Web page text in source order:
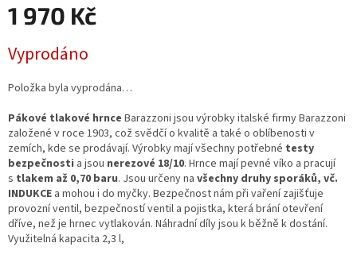
1 970 Kč
cena:
Vyprodáno
Položka byla vyprodána…
Pákové tlakové hrnce Barazzoni jsou výrobky italské firmy Barazzoni
založené v roce 1903, což svědčí o kvalitě a také o oblíbenosti v
zemích, kde se prodávají. Výrobky mají všechny potřebné testy
bezpečnosti a jsou nerezové 18/10. Hrnce mají pevné víko a pracují
s tlakem až 0,70 baru. Jsou určeny na všechny druhy sporáků, vč.
INDUKCE a mohou i do myčky. Bezpečnost nám při vaření zajišťuje
provozní ventil, bezpečností ventil a pojistka, která brání otevření
dříve, než je hrnec vytlakován. Náhradní díly jsou k běžně k dostání.
Využitelná kapacita 2,3 l,